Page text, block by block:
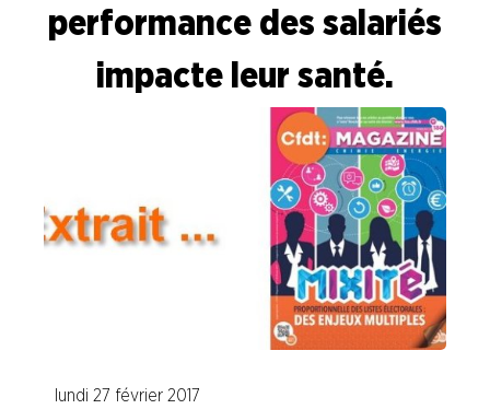
Syndicalisme HEBDO
Les extraits du Mag Fce
Les extraits du CFDT magazine
NOUS
performance des salariés
impacte leur santé.
lundi 27 février 2017